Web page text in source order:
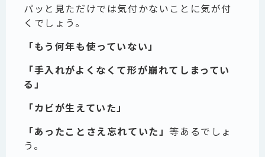
パッと見ただけでは気付かないことに気が付
くでしょう。
「もう何年も使っていない」
「手入れがよくなくて形が崩れてしまってい
る」
「カビが生えていた」
「あったことさえ忘れていた」等あるでしょ
う。